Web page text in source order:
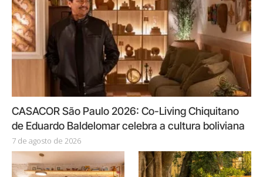
CASACOR São Paulo 2026: Co-Living Chiquitano
de Eduardo Baldelomar celebra a cultura boliviana
7 de agosto de 2026